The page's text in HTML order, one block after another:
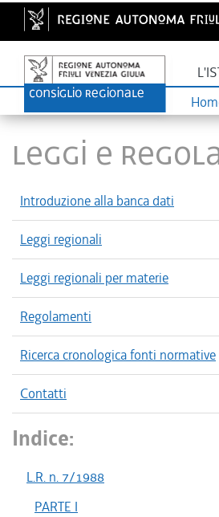
LEGGI E
Introduzione alla banca dati
Leggi regionali
Leggi regionali per materie
Regolamenti
Ricerca cronologica fonti normative
Contatti
Indice:
L.R. n. 7/1988
PARTE I